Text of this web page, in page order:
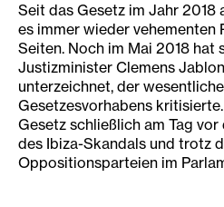
Seit das Gesetz im Jahr 2018
es immer wieder vehementen
Seiten. Noch im Mai 2018 hat
Justizminister Clemens
unterzeichnet, der
Gesetzesvorhabens
Gesetz schließlich am Tag
des Ibiza-Skandals und trotz
Oppositionsparteien im